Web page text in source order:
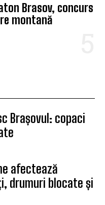
Brasov, concurs
montană
Brașovul: copaci
afectează
drumuri blocate și